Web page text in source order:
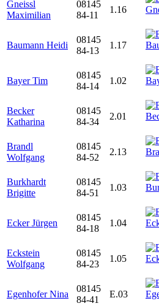
Gneissl
Maximilian
08145
84-11
1.16
Baumann Heidi
08145
84-13
1.17
Bayer Tim
08145
84-14
1.02
Becker
Katharina
08145
84-34
2.01
Brandl
Wolfgang
08145
84-52
2.13
Burkhardt
Brigitte
08145
84-51
1.03
Ecker Jürgen
08145
84-18
1.04
Eckstein
Wolfgang
08145
84-23
1.05
Egenhofer Nina
08145
84-41
E.03